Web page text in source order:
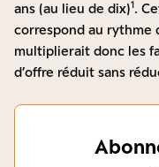
ans (au lieu de dix)1.
correspond au rythme
multiplierait donc les
d’offre réduit sans